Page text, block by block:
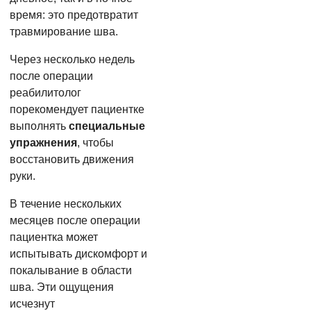
время: это предотвратит
травмирование шва.
Через несколько недель
после операции
реабилитолог
порекомендует пациентке
выполнятьспециальные
упражнения, чтобы
восстановить движения
руки.
В течение нескольких
месяцев после операции
пациентка может
испытывать дискомфорт и
покалывание в области
шва. Эти ощущения
исчезнут